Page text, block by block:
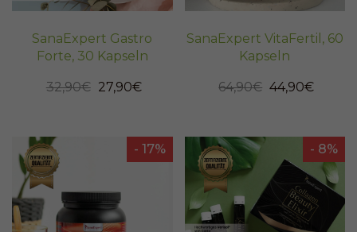
SanaExpert Gastro
Forte, 30 Kapseln
32,90€ 27,90€
SanaExpert VitaFertil, 60
Kapseln
64,90€ 44,90€
- 17% - 8%